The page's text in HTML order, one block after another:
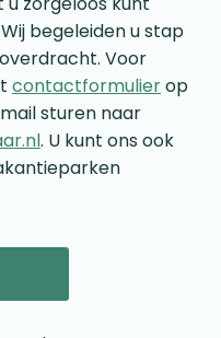
begeleiden u stap
Voor
contactformulierop
sturen naar
. U kunt ons ook